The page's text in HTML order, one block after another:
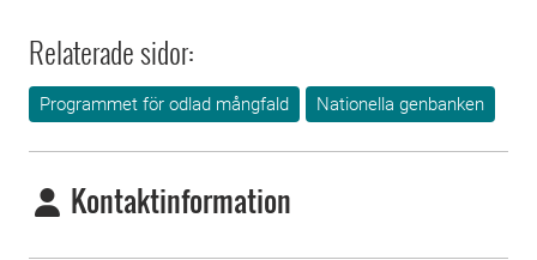
Relaterade sidor:
Programmet för odlad mångfald Nationella genbanken
Kontaktinformation